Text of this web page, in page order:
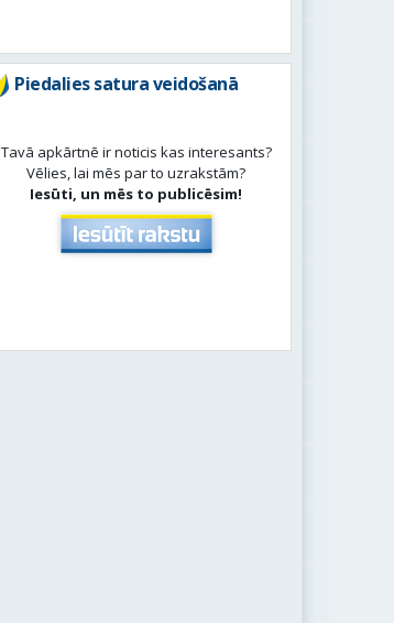
Piedalies satura veidošanā
Tavā apkārtnē ir noticis kas interesants?
Vēlies, lai mēs par to uzrakstām?
Iesūti, un mēs to publicēsim!